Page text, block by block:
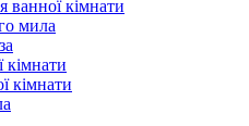
ванної кімнати
мила
кімнати
кімнати